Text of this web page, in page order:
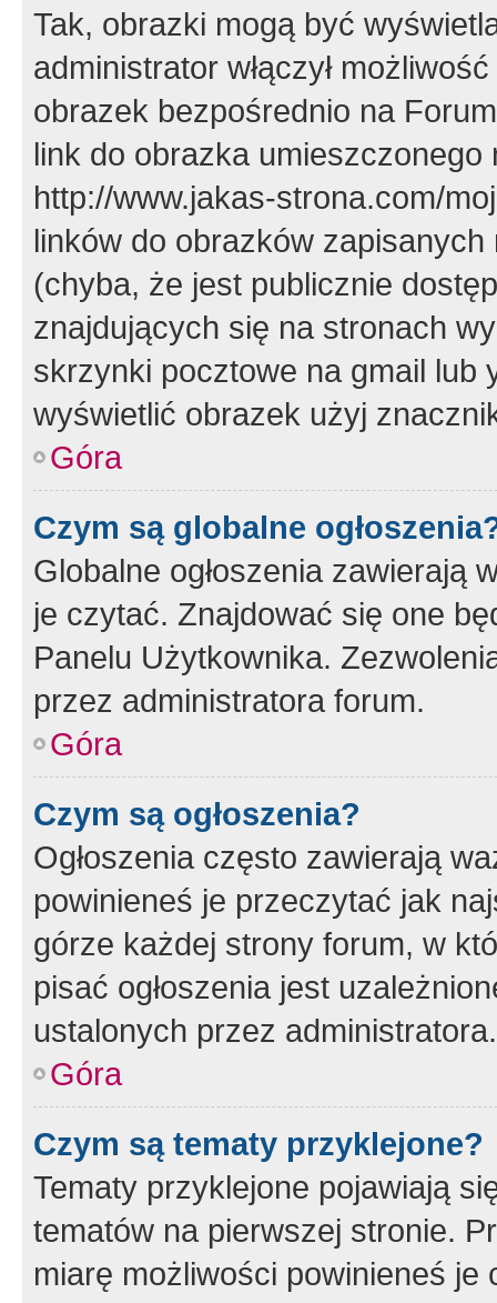
Tak, obrazki mogą być
administrator włączył
obrazek bezpośrednio na
link do obrazka
http://www.jakas-strona.com/
linków do obrazków
(chyba, że jest publicznie
znajdujących się na stronach
skrzynki pocztowe na gmail lub
wyświetlić obrazek użyj
Góra
Czym są globalne
Globalne ogłoszenia zawierają
je czytać. Znajdować się one
Panelu Użytkownika.
przez administratora forum.
Góra
Czym są ogłoszenia?
Ogłoszenia często zawierają
powinieneś je przeczytać jak
górze każdej strony forum, w
pisać ogłoszenia jest
ustalonych przez administratora.
Góra
Czym są tematy przyklejone?
Tematy przyklejone pojawiają
tematów na pierwszej stronie.
miarę możliwości powinieneś je